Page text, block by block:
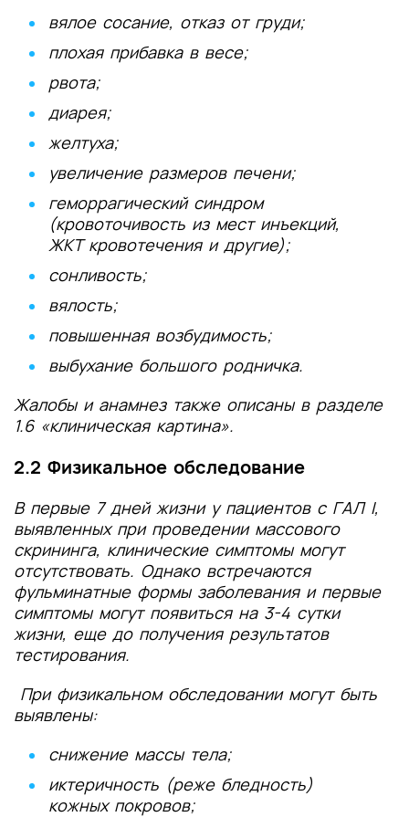
вялое сосание, отказ от груди;
плохая прибавка в весе;
рвота;
диарея;
желтуха;
увеличение размеров печени;
геморрагический синдром
(кровоточивость из мест инъекций,
ЖКТ кровотечения и другие);
сонливость;
вялость;
повышенная возбудимость;
выбухание большого родничка.
Жалобы и анамнез также описаны в разделе
1.6 «клиническая картина».
2.2 Физикальное обследование
В первые 7 дней жизни у пациентов с ГАЛ I,
выявленных при проведении массового
скрининга, клинические симптомы могут
отсутствовать. Однако встречаются
фульминатные формы заболевания и первые
симптомы могут появиться на 3-4 сутки
жизни, еще до получения результатов
тестирования.
При физикальном обследовании могут быть
выявлены:
снижение массы тела;
иктеричность (реже бледность)
кожных покровов;